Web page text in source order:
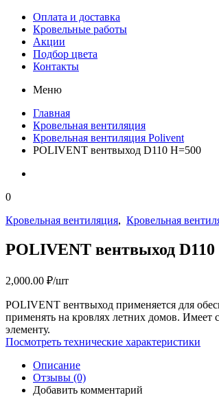
Оплата и доставка
Кровельные работы
Акции
Подбор цвета
Контакты
Меню
Главная
Кровельная вентиляция
Кровельная вентиляция Polivent
POLIVENT вентвыход D110 H=500
0
Кровельная вентиляция, Кровельная
POLIVENT вентвыход D110
2,000.00 ₽/шт
POLIVENT вентвыход применяется для
применять на кровлях летних домов. Имеет
элементу.
Посмотреть технические характеристики
Описание
Отзывы (0)
Добавить комментарий